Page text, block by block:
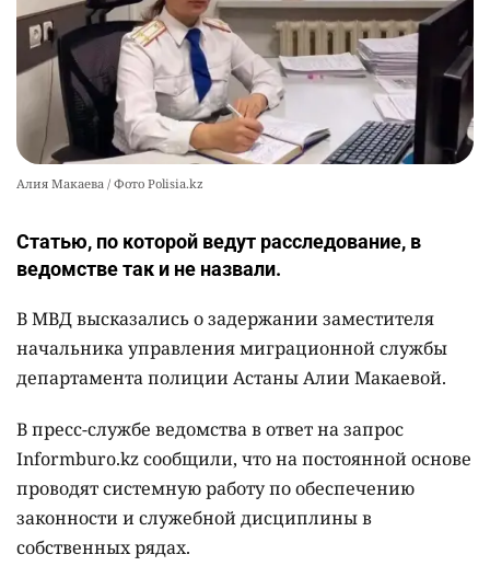
Алия Макаева / Фото Polisia.kz
Статью, по которой ведут расследование, в
ведомстве так и не назвали.
В МВД высказались о задержании заместителя
начальника управления миграционной службы
департамента полиции Астаны Алии Макаевой.
В пресс-службе ведомства в ответ на запрос
Informburo.kz сообщили, что на постоянной основе
проводят системную работу по обеспечению
законности и служебной дисциплины в
собственных рядах.